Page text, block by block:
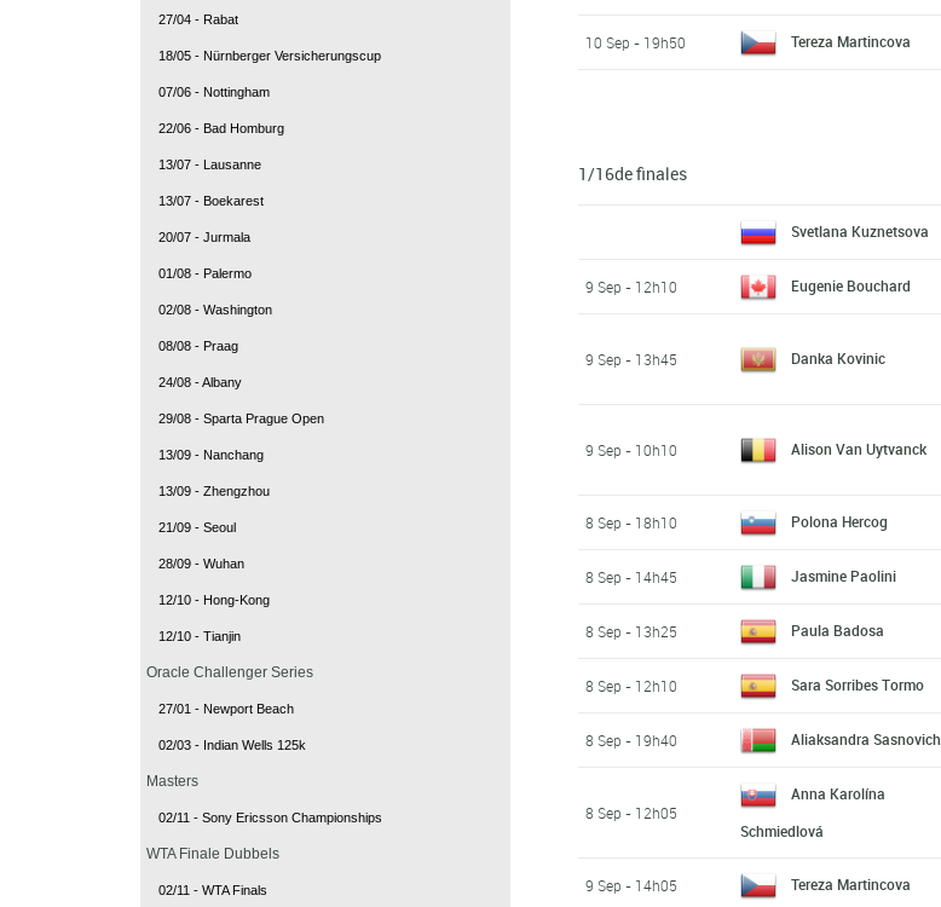
27/04 - Rabat
18/05 - Nürnberger Versicherungscup
07/06 - Nottingham
22/06 - Bad Homburg
13/07 - Lausanne
13/07 - Boekarest
20/07 - Jurmala
01/08 - Palermo
02/08 - Washington
08/08 - Praag
24/08 - Albany
29/08 - Sparta Prague Open
13/09 - Nanchang
13/09 - Zhengzhou
21/09 - Seoul
28/09 - Wuhan
12/10 - Hong-Kong
12/10 - Tianjin
Oracle Challenger Series
27/01 - Newport Beach
02/03 - Indian Wells 125k
Masters
02/11 - Sony Ericsson Championships
WTA Finale Dubbels
02/11 - WTA Finals
10 Sep - 19h50 Tereza Martincova
1/16de finales
Svetlana Kuznetsova
9 Sep - 12h10 Eugenie Bouchard
9 Sep - 13h45 Danka Kovinic
9 Sep - 10h10 Alison Van Uytvanck
8 Sep - 18h10 Polona Hercog
8 Sep - 14h45 Jasmine Paolini
8 Sep - 13h25 Paula Badosa
8 Sep - 12h10 Sara Sorribes Tormo
8 Sep - 19h40 Aliaksandra Sasnovich
8 Sep - 12h05
Anna Karolína
Schmiedlová
9 Sep - 14h05 Tereza Martincova